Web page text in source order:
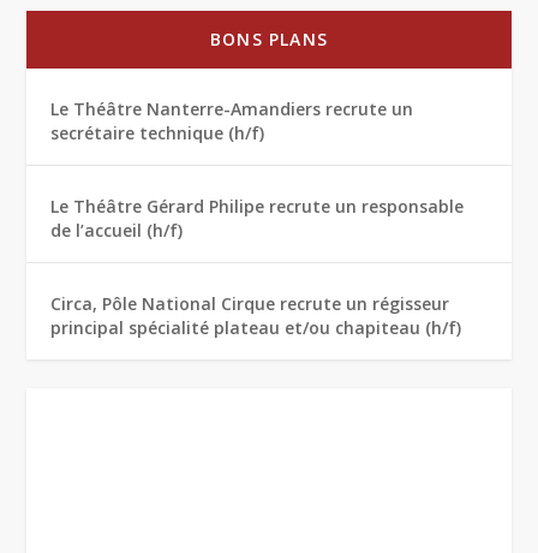
BONS PLANS
Le Théâtre Nanterre-Amandiers recrute un
secrétaire technique (h/f)
Le Théâtre Gérard Philipe recrute un responsable
de l’accueil (h/f)
Circa, Pôle National Cirque recrute un régisseur
principal spécialité plateau et/ou chapiteau (h/f)